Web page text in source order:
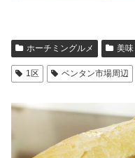
ホーチミングルメ 美
1区 ベンタン市場周辺